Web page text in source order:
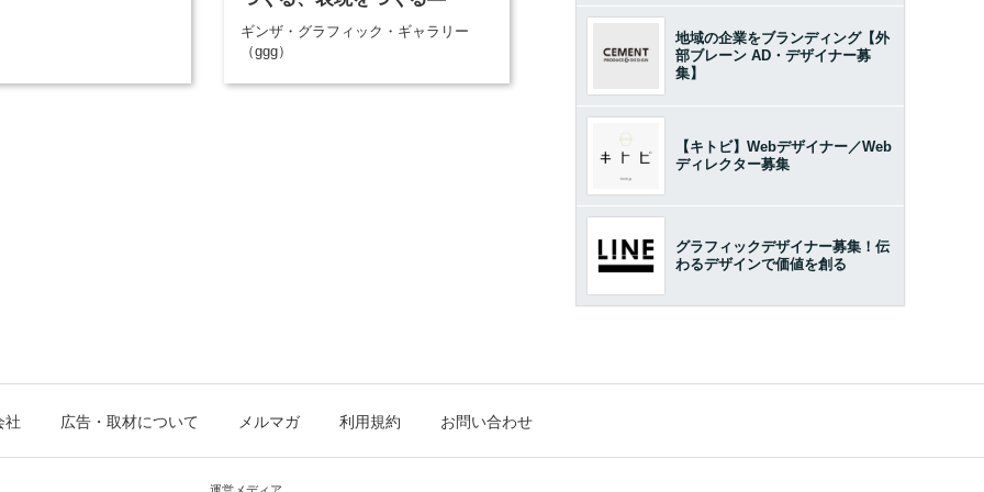
ギンザ・グラフィック・ギャラリー
（ggg）
地域の企業をブランディング【外
部ブレーン AD・デザイナー募
集】
【キトビ】Webデザイナー／Web
ディレクター募集
グラフィックデザイナー募集！伝
わるデザインで価値を創る
社 広告・取材について メルマガ 利用規約 お問い合わせ